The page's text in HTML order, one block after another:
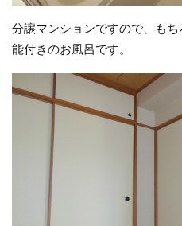
分譲マンションですので、も
能付きのお風呂です。